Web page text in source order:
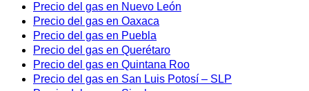
Precio del gas en Nuevo León
Precio del gas en Oaxaca
Precio del gas en Puebla
Precio del gas en Querétaro
Precio del gas en Quintana Roo
Precio del gas en San Luis Potosí – SLP